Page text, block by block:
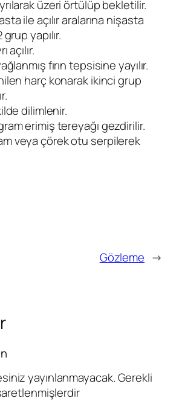
üzeri örtülüp bekletilir.
ile açılır aralarına nişasta
yapılır.
açılır.
fırın tepsisine yayılır.
harç konarak ikinci grup
dilimlenir.
erimiş tereyağı gezdirilir.
veya çörek otu serpilerek
Gözleme →
yayınlanmayacak.Gerekli